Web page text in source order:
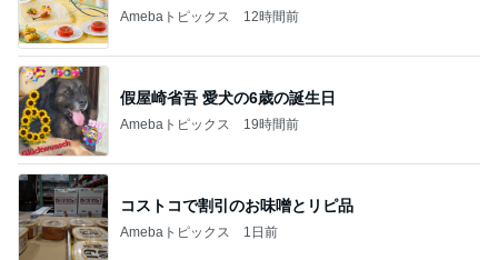
Amebaトピックス 12時間前
假屋崎省吾 愛犬の6歳の誕生日
Amebaトピックス 19時間前
コストコで割引のお味噌とリピ品
Amebaトピックス 1日前